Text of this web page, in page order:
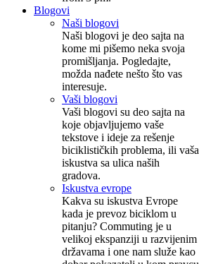
Blogovi
Naši blogovi
Naši blogovi je deo sajta na
kome mi pišemo neka svoja
promišljanja. Pogledajte,
možda nađete nešto što vas
interesuje.
Vaši blogovi
Vaši blogovi su deo sajta na
koje objavljujemo vaše
tekstove i ideje za rešenje
biciklističkih problema, ili vaša
iskustva sa ulica naših
gradova.
Iskustva evrope
Kakva su iskustva Evrope
kada je prevoz biciklom u
pitanju? Commuting je u
velikoj ekspanziji u razvijenim
državama i one nam služe kao